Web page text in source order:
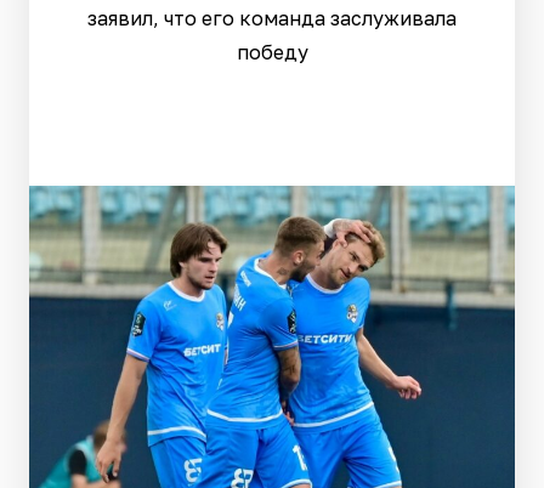
заявил, что его команда заслуживала
победу